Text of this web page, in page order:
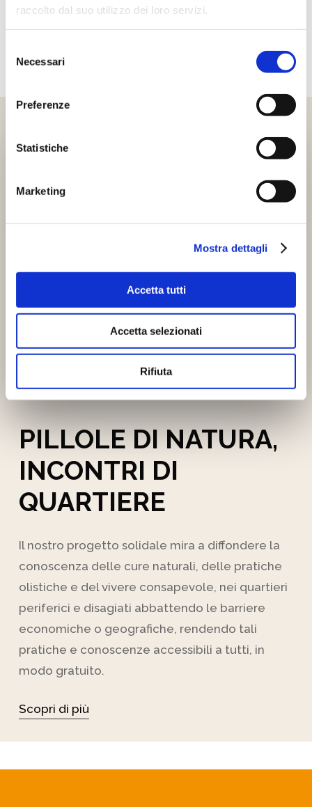
raccolto dal suo utilizzo dei loro servizi.
delNecessari
Preferenze
Statistiche
Marketing
Mostra dettagli
Accetta tutti
Accetta selezionati
Rifiuta
PILLOLE DI NATURA,
INCONTRI DI
QUARTIERE
Il nostro progetto solidale mira a diffondere la
conoscenza delle cure naturali, delle pratiche
olistiche e del vivere consapevole, nei quartieri
periferici e disagiati abbattendo le barriere
economiche o geografiche, rendendo tali
pratiche e conoscenze accessibili a tutti, in
modo gratuito.
Scopri di più